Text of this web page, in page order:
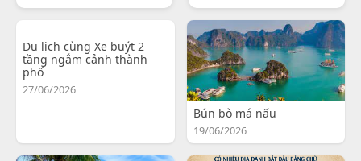
Du lịch cùng Xe buýt 2
tầng ngắm cảnh thành
phố
27/06/2026
Bún bò má nấu
19/06/2026